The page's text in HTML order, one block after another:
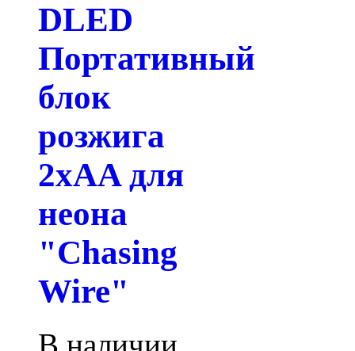
DLED
Портативный
блок
розжига
2xAA для
неона
"Chasing
Wire"